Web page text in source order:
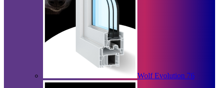
Wolf Evolution 76